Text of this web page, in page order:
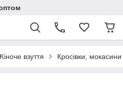
взуття Кросівки, мокасини